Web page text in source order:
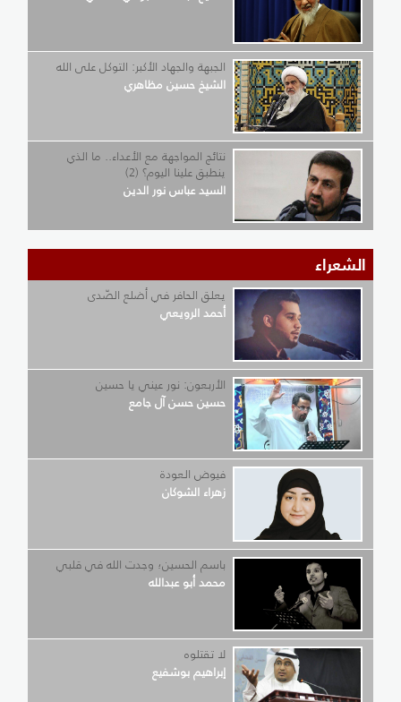
الجبهة والجهاد الأكبر: التوكل على الله
الشيخ حسين مظاهري
نتائج المواجهة مع الأعداء.. ما الذي
ينطبق علينا اليوم؟ (2)
السيد عباس نور الدين
الشعراء
يعلق الحافر في أضلع الصّدى
أحمد الرويعي
الأربعون: نور عيني يا حسين
حسين حسن آل جامع
فيوض العودة
زهراء الشوكان
باسم الحسين؛ وجدت الله في قلبي
محمد أبو عبدالله
لا تقتلوه
إبراهيم بوشفيع